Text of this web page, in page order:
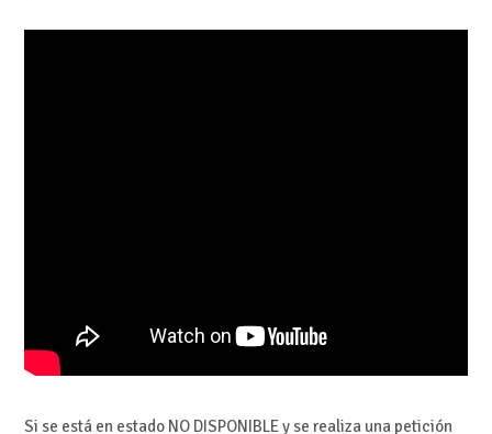
Si se está en estado NO DISPONIBLE y se realiza una petición